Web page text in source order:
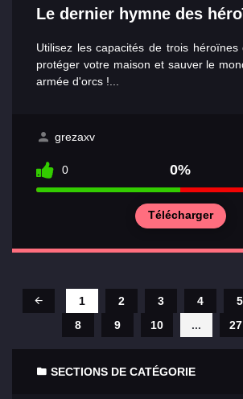
Le dernier hymne des
Utilisez les capacités de trois héroïnes
protéger votre maison et sauver le
armée d'orcs !​...
grezaxv
0 0%
Télécharger
1 2 3 4 5
8
9 10 ... 27
SECTIONS DE CATÉGORIE